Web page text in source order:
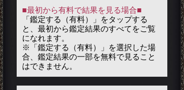
■最初から有料で結果を見る場合■
「鑑定する（有料）」をタップする
と、最初から鑑定結果のすべてをご覧
になれます。
※「鑑定する（有料）」を選択した場
合、鑑定結果の一部を無料で見ること
はできません。